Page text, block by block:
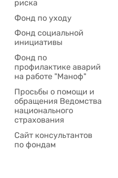
риска
Фонд по уходу
Фонд социальной
инициативы
Фонд по
профилактике аварий
на работе "Маноф"
Просьбы о помощи и
обращения Ведомства
национального
страхования
Сайт консультантов
по фондам